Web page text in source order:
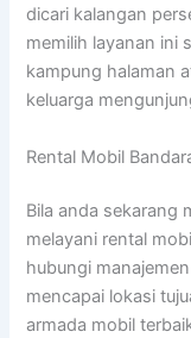
dicari kalangan
memilih layanan ini
kampung halaman
keluarga
Rental Mobil
Bila anda sekarang
melayani rental
hubungi
mencapai lokasi
armada mobil